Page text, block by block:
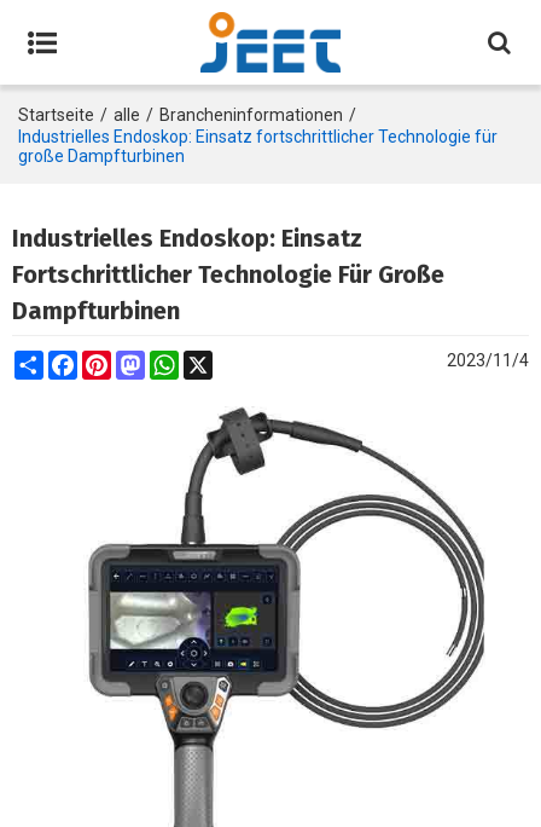
Startseite / alle / Brancheninformationen /
Industrielles Endoskop: Einsatz fortschrittlicher Technologie für
große Dampfturbinen
Industrielles Endoskop: Einsatz
Fortschrittlicher Technologie Für Große
Dampfturbinen
ShareFacebookPinterestMastodonWhatsApp 2023/11/4